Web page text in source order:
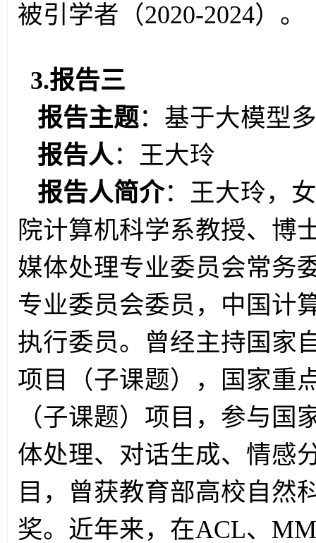
被引学者（2020-2024）。
3.报告三
报告主题：基于大模型
报告人： 王大玲
报告人简介：王大玲，
院计算机科学系教授、博
媒体处理专业委员会常务
专业委员会委员，中国计
执行委员。曾经主持国家
项目（子课题），国家重
（子课题）项目，参与国
体处理、对话生成、情感
目，曾获教育部高校自然
奖。近年来，在ACL、 MM